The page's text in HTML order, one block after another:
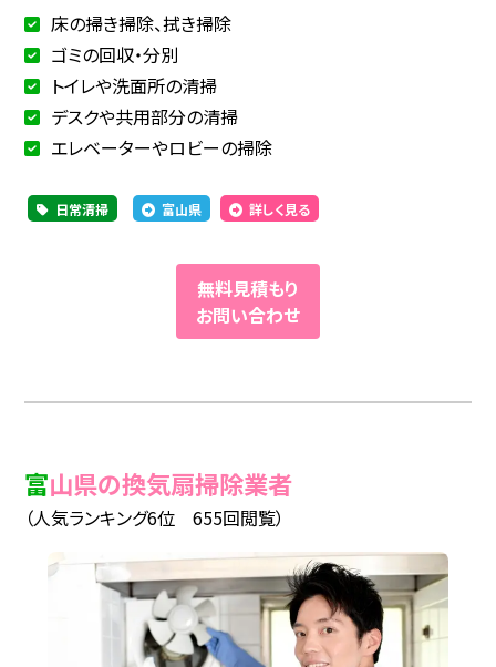
床の掃き掃除、拭き掃除
ゴミの回収・分別
トイレや洗面所の清掃
デスクや共用部分の清掃
エレベーターやロビーの掃除
日常清掃 富山県 詳しく見る
無料見積もり
お問い合わせ
富山県の換気扇掃除業者
（人気ランキング6位 655回閲覧）